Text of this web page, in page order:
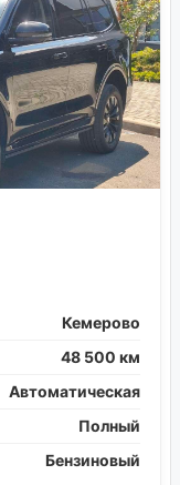
Кемерово
48 500 км
Автоматическая
Полный
Бензиновый